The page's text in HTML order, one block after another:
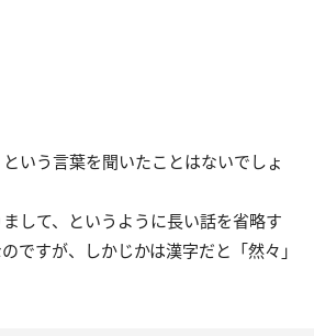
という言葉を聞いたことはないでしょ
して、というように長い話を省略す
ですが、しかじかは漢字だと「然々」